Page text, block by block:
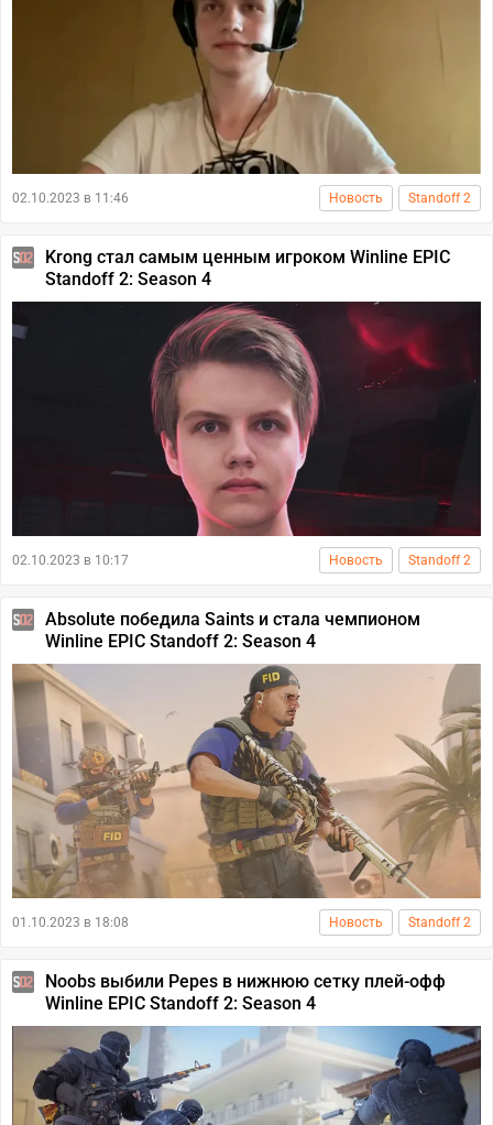
02.10.2023 в 11:46 Новость Standoff 2
Krong стал самым ценным игроком Winline EPIC
Standoff 2: Season 4
02.10.2023 в 10:17 Новость Standoff 2
Absolute победила Saints и стала чемпионом
Winline EPIC Standoff 2: Season 4
01.10.2023 в 18:08 Новость Standoff 2
Noobs выбили Pepes в нижнюю сетку плей-офф
Winline EPIC Standoff 2: Season 4